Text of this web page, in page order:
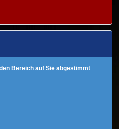
Bereich auf Sie abgestimmt